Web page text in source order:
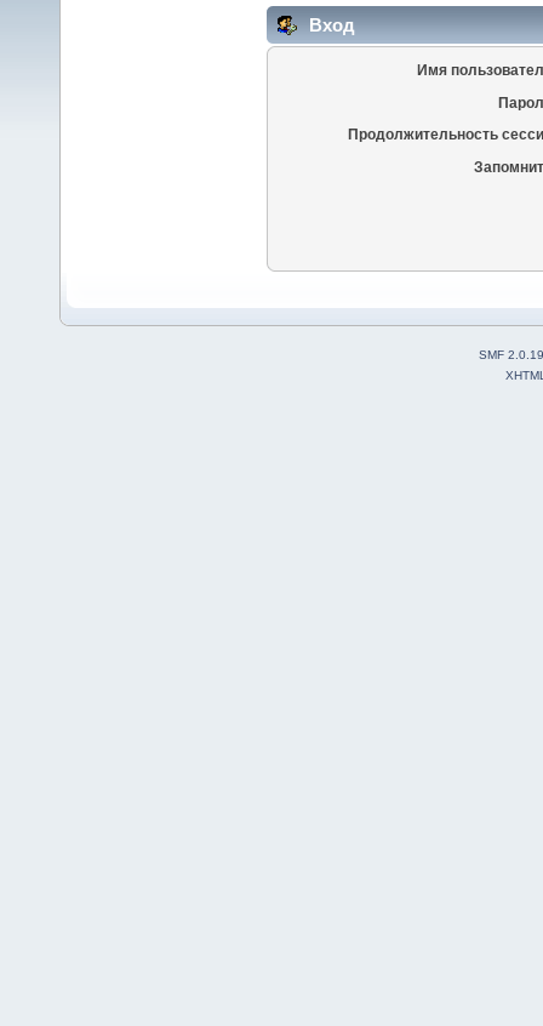
Вход
Имя
Продолжительность
SMF 2.0.19